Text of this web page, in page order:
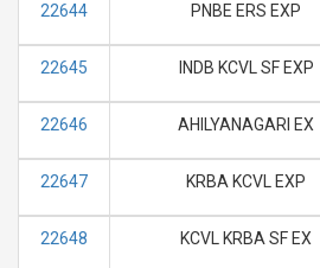
22644 PNBE ERS EXP
22645 INDB KCVL SF EXP
22646 AHILYANAGARI EX
22647 KRBA KCVL EXP
22648 KCVL KRBA SF EX